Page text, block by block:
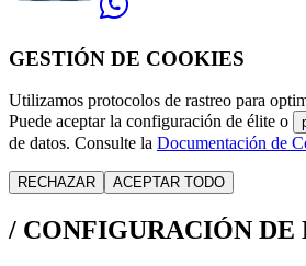
GESTIÓN DE COOKIES
Utilizamos protocolos de rastreo para
Puede aceptar la configuración de élite o
de datos. Consulte la Documentación de
RECHAZAR ACEPTAR TODO
/ CONFIGURACIÓN DE